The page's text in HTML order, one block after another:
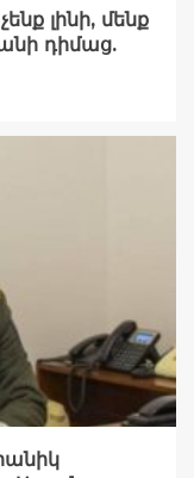
լինի, մենք
դիմաց.